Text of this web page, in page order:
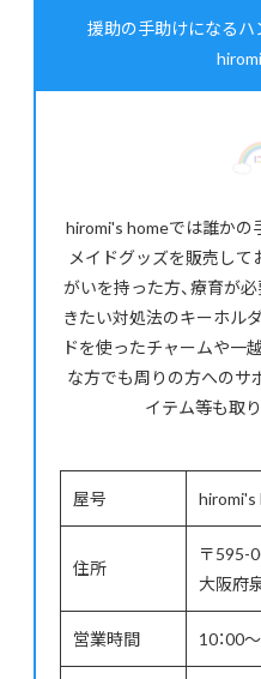
援助の手助けになる
hiromi's homeでは誰かの
メイドグッズを販売して
がいを持った方、療育が
きたい対処法のキーホル
ドを使ったチャームや一
な方でも周りの方へのサ
イテム等も取
屋号 hiromi's
住所
〒595-
大阪府
営業時間 10：00